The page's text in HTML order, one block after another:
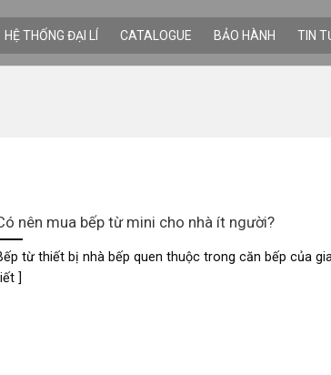
HỆ THỐNG ĐẠI LÍ CATALOGUE BẢO HÀNH TIN
nên mua bếp từ mini cho nhà ít người?
từ thiết bị nhà bếp quen thuộc trong căn bếp của
]